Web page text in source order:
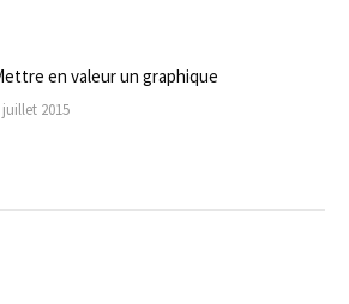
en valeur un graphique
juillet 2015